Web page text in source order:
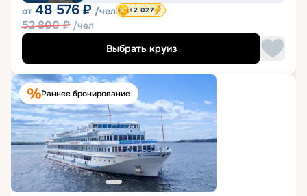
от 48 576 ₽ /чел
52 800₽ /чел
+2 027
Выбрать круиз
Раннее бронирование